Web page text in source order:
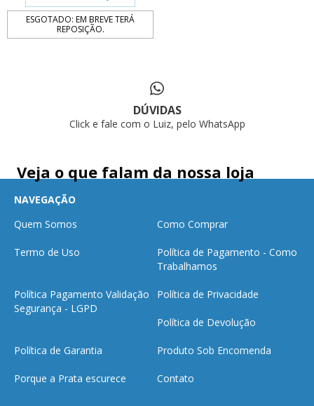
ESGOTADO: EM BREVE TERÁ
REPOSIÇÃO.
DÚVIDAS
Click e fale com o Luiz, pelo WhatsApp
Veja o que falam da nossa loja
NAVEGAÇÃO
Quem Somos
Como Comprar
Termo de Uso
Política de Pagamento - Como
Trabalhamos
Política Pagamento Validação
Segurança - LGPD
Política de Privacidade
Política de Devolução
Política de Garantia Produto Sob Encomenda
Porque a Prata escurece Contato